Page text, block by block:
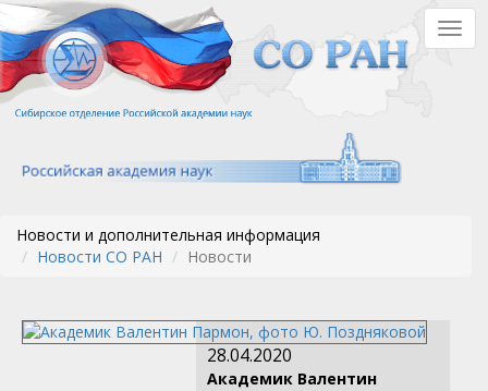
Перейти
к
основному
содержанию
Новости и дополнительная информация
Новости СО РАН
Новости
28.04.2020
Академик Валентин